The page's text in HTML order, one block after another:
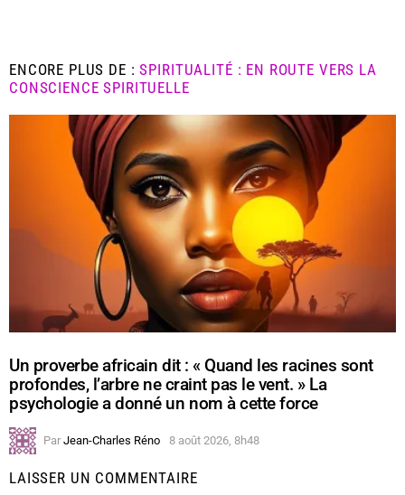
ENCORE PLUS DE :SPIRITUALITÉ : EN ROUTE VERS LA
CONSCIENCE SPIRITUELLE
Un proverbe africain dit : « Quand les racines sont
profondes, l’arbre ne craint pas le vent. » La
psychologie a donné un nom à cette force
Par Jean-Charles Réno 8 août 2026, 8h48
LAISSER UN COMMENTAIRE